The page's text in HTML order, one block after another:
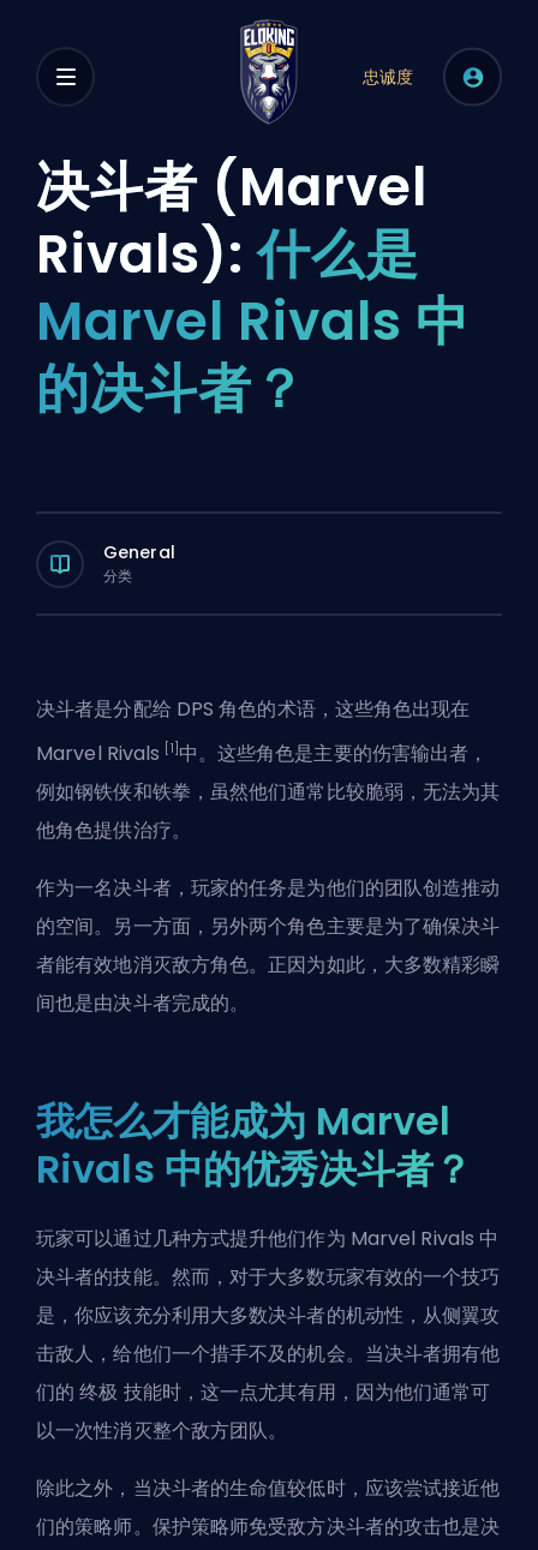
忠诚度
决斗者 (Marvel
Rivals): 什么是
Marvel Rivals 中
的决斗者？
General
分类
决斗者是分配给 DPS角色的术语，这些角色出现在
Marvel Rivals
[1] 中。这些角色是主要的伤害输出者，
例如钢铁侠和铁拳，虽然他们通常比较脆弱，无法为其
他角色提供治疗。
作为一名决斗者，玩家的任务是为他们的团队创造推动
的空间。另一方面，另外两个角色主要是为了确保决斗
者能有效地消灭敌方角色。正因为如此，大多数精彩瞬
间也是由决斗者完成的。
我怎么才能成为 Marvel
Rivals 中的优秀决斗者？
玩家可以通过几种方式提升他们作为 Marvel Rivals 中
决斗者的技能。然而，对于大多数玩家有效的一个技巧
是，你应该充分利用大多数决斗者的机动性，从侧翼攻
击敌人，给他们一个措手不及的机会。当决斗者拥有他
们的终极 技能时，这一点尤其有用，因为他们通常可
以一次性消灭整个敌方团队。
除此之外，当决斗者的生命值较低时，应该尝试接近他
们的策略师。保护策略师免受敌方决斗者的攻击也是决